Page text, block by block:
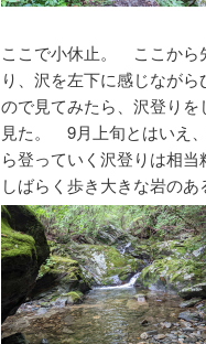
ここで小休止。 ここから
り、沢を左下に感じなが
ので見てみたら、沢登り
見た。 9月上旬とはいえ
ら登っていく沢登りは相当
しばらく歩き大きな岩のあ